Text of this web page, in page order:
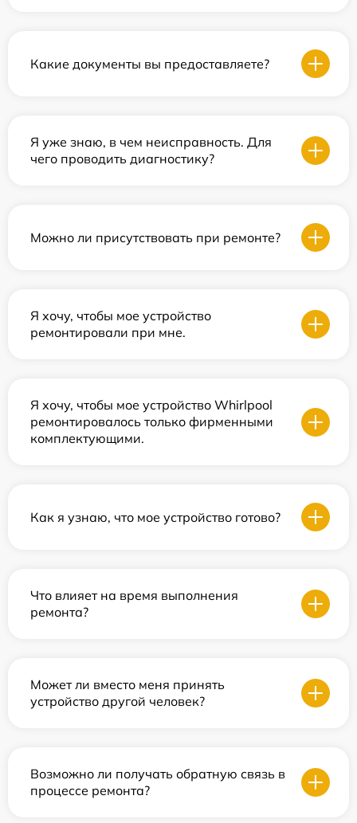
Какие документы вы предоставляете?
Я уже знаю, в чем неисправность. Для
чего проводить диагностику?
Можно ли присутствовать при ремонте?
Я хочу, чтобы мое устройство
ремонтировали при мне.
Я хочу, чтобы мое устройство Whirlpool
ремонтировалось только фирменными
комплектующими.
Как я узнаю, что мое устройство готово?
Что влияет на время выполнения
ремонта?
Может ли вместо меня принять
устройство другой человек?
Возможно ли получать обратную связь в
процессе ремонта?